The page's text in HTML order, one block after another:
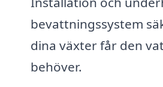
bevattningssystem
dina växter får den
behöver.